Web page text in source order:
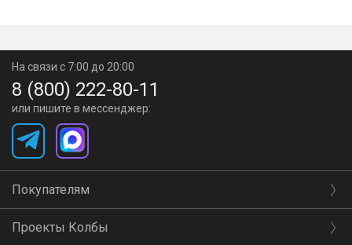
На связи с 7:00 до 20:00
8 (800) 222-80-11
или пишите в мессенджер:
Покупателям
Проекты Колбы